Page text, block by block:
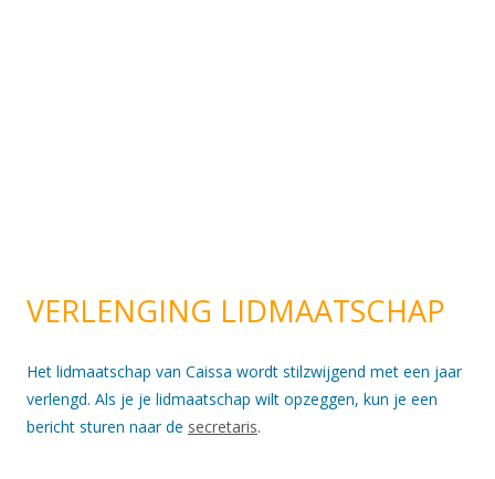
VERLENGING LIDMAATSCHAP
Het lidmaatschap van Caissa wordt stilzwijgend met een jaar
verlengd. Als je je lidmaatschap wilt opzeggen, kun je een
bericht sturen naar de secretaris.